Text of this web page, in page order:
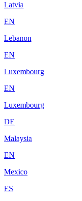
Latvia
EN
Lebanon
EN
Luxembourg
EN
Luxembourg
DE
Malaysia
EN
Mexico
ES